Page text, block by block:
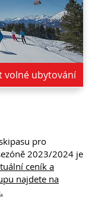
volné ubytování
pro
2023/2024 je
ceník a
najdete na